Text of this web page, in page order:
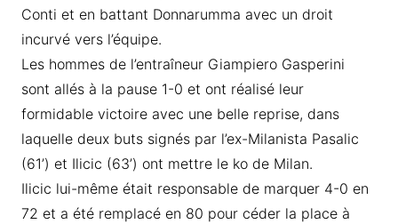
Conti et en battant Donnarumma avec un droit
incurvé vers l’équipe.
Les hommes de l’entraîneur Giampiero Gasperini
sont allés à la pause 1-0 et ont réalisé leur
formidable victoire avec une belle reprise, dans
laquelle deux buts signés par l’ex-Milanista Pasalic
(61’) et Ilicic (63’) ont mettre le ko de Milan.
Ilicic lui-même était responsable de marquer 4-0 en
72 et a été remplacé en 80 pour céder la place à